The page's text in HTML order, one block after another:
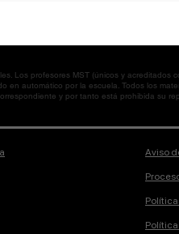
Los profesores MST (únicos y
en automático por la escuela. Todos los
y por tanto está prohibida su
Aviso